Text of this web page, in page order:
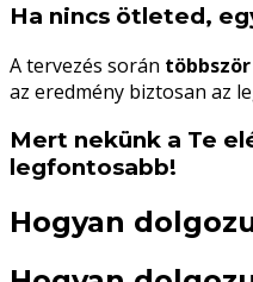
Ha nincs ötleted,
A tervezés során
az eredmény biztosan az
Mert nekünk a Te
legfontosabb!
Hogyan